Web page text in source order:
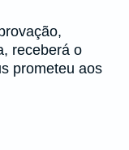
receberá o
prometeu aos